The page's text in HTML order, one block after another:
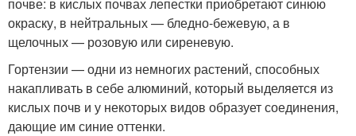
окраску, в нейтральных — бледно-бежевую, а в
щелочных — розовую или сиреневую.
Гортензии — одни из немногих растений, способных
накапливать в себе алюминий, который выделяется из
кислых почв и у некоторых видов образует соединения,
дающие им синие оттенки.